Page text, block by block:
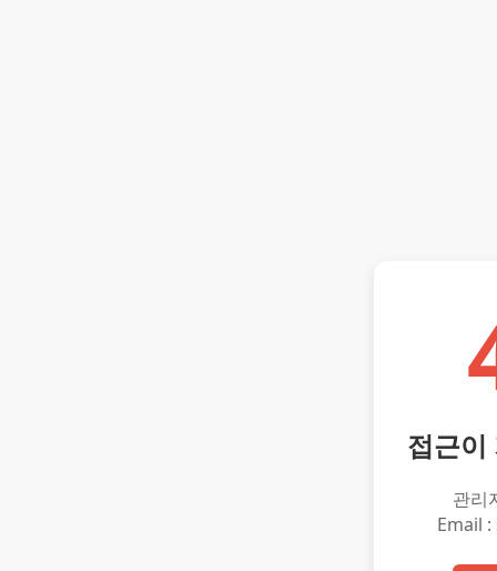
접근이
관리
Email